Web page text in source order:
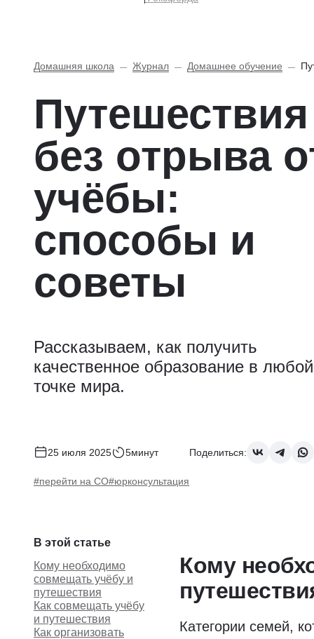
Домашняя школа Журнал Домашнее обучение
Путешествия
без отрыва
учёбы:
способы и
советы
Рассказываем, как получить
качественное образование в любой
точке мира.
25 июля 2025 5минут Поделиться:
#перейти на СО#юрконсультация
В этой статье
Кому необходимо
совмещать учёбу и
путешествия
Как совмещать учёбу
и путешествия
Как организовать
Кому
Категории семей,